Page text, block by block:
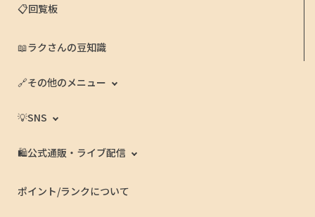
📋回覧板
📖ラクさんの豆知識
🔗その他のメニュー
💡SNS
🛍️公式通販・ライブ配信
ポイント/ランクについて